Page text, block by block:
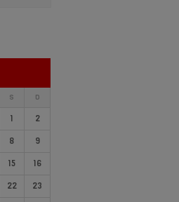
S D
1
2
8
9
15
16
22
23